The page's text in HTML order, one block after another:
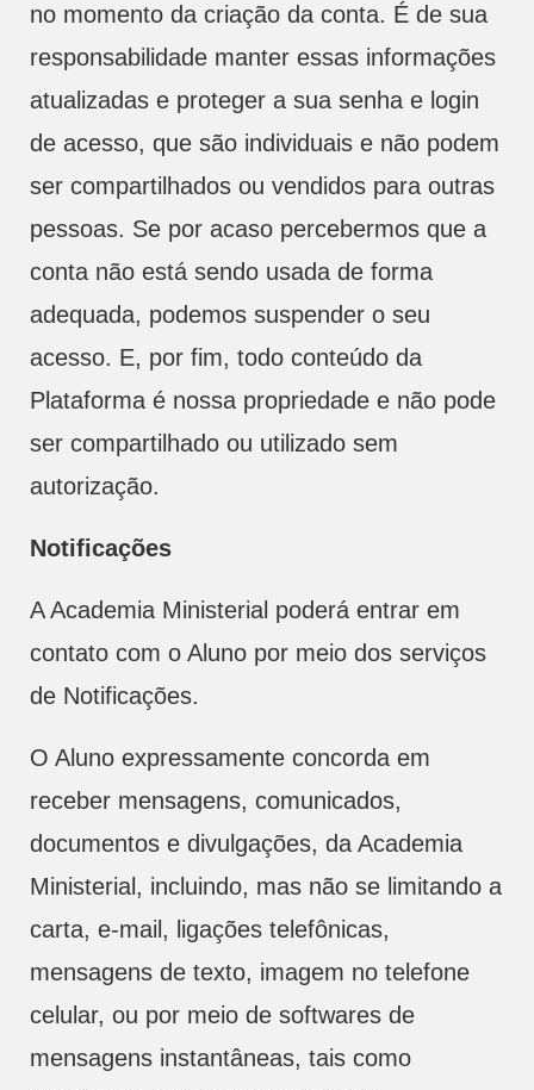
no momento da criação da conta. É de sua
responsabilidade manter essas informações
atualizadas e proteger a sua senha e login
de acesso, que são individuais e não podem
ser compartilhados ou vendidos para outras
pessoas. Se por acaso percebermos que a
conta não está sendo usada de forma
adequada, podemos suspender o seu
acesso. E, por fim, todo conteúdo da
Plataforma é nossa propriedade e não pode
ser compartilhado ou utilizado sem
autorização.
Notificações
A Academia Ministerial poderá entrar em
contato com o Aluno por meio dos serviços
de Notificações.
O Aluno expressamente concorda em
receber mensagens, comunicados,
documentos e divulgações, da Academia
Ministerial, incluindo, mas não se limitando a
carta, e-mail, ligações telefônicas,
mensagens de texto, imagem no telefone
celular, ou por meio de softwares de
mensagens instantâneas, tais como